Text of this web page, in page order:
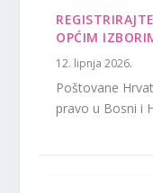
OPĆIM
12. lipnja 2026.
Poštovane
pravo u Bosni i